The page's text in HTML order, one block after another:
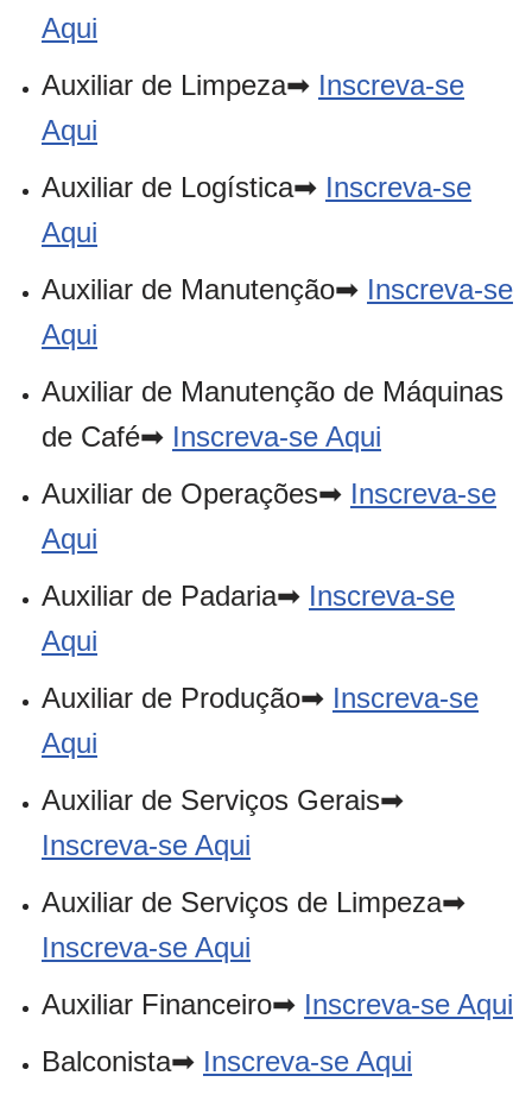
Aqui
Auxiliar de Limpeza➡ Inscreva-se
Aqui
Auxiliar de Logística➡ Inscreva-se
Aqui
Auxiliar de Manutenção➡ Inscreva-se
Aqui
Auxiliar de Manutenção de Máquinas
de Café➡ Inscreva-se Aqui
Auxiliar de Operações➡ Inscreva-se
Aqui
Auxiliar de Padaria➡ Inscreva-se
Aqui
Auxiliar de Produção➡ Inscreva-se
Aqui
Auxiliar de Serviços Gerais➡
Inscreva-se Aqui
Auxiliar de Serviços de Limpeza➡
Inscreva-se Aqui
Auxiliar Financeiro➡ Inscreva-se Aqui
Balconista➡ Inscreva-se Aqui